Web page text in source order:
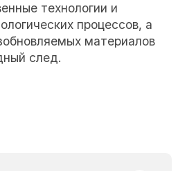
технологии и
процессов, а
материалов
след.